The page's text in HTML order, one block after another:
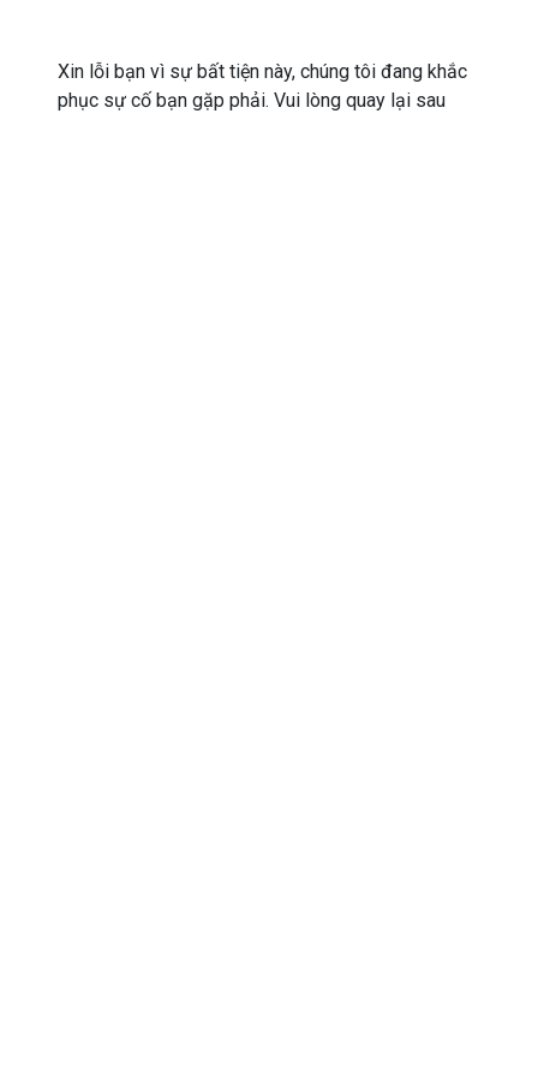
Xin lỗi bạn vì sự bất tiện này, chúng tôi đang khắc
phục sự cố bạn gặp phải. Vui lòng quay lại sau